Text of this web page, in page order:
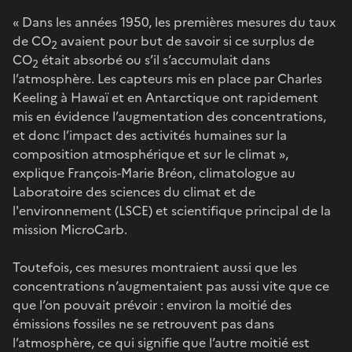
« Dans les années 1950, les premières mesures du taux
de CO2 avaient pour but de savoir si ce surplus de
CO2 était absorbé ou s’il s’accumulait dans
l’atmosphère. Les capteurs mis en place par Charles
Keeling à Hawaï et en Antarctique ont rapidement
mis en évidence l’augmentation des concentrations,
et donc l’impact des activités humaines sur la
composition atmosphérique et sur le climat »,
explique François-Marie Bréon, climatologue au
Laboratoire des sciences du climat et de
l'environnement (LSCE) et scientifique principal de la
mission MicroCarb.
Toutefois, ces mesures montraient aussi que les
concentrations n’augmentaient pas aussi vite que ce
que l’on pouvait prévoir : environ la moitié des
émissions fossiles ne se retrouvent pas dans
l’atmosphère, ce qui signifie que l’autre moitié est